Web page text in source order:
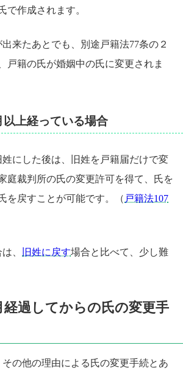
で作成されます。
来たあとでも、別途戸籍法77条の２
戸籍の氏が婚姻中の氏に変更されま
上経っている場合
にした後は、旧姓を戸籍届だけで変
庭裁判所の氏の変更許可を得て、氏を
を戻すことが可能です。（ 戸籍法107
、 旧姓に戻す場合と比べて、少し難
経過してからの氏の変更手
の他の理由による氏の変更手続とあ